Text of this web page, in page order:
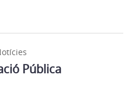
Pública